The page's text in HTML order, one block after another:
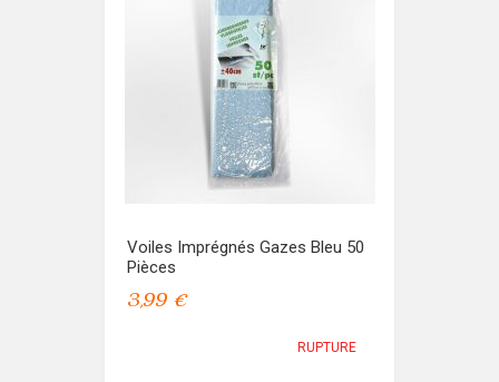
Voiles Imprégnés Gazes Bleu 50
Pièces
3,99 €
RUPTURE